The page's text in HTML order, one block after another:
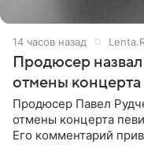
14 часов назад
Продюсер
отмены концерта
Продюсер Павел
отмены концерта
Его комментарий